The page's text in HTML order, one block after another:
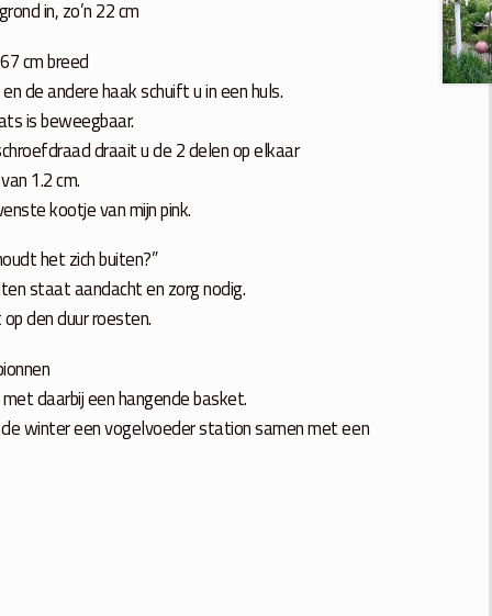
in, zo’n 22 cm
cm breed
de andere haak schuift u in een huls.
is beweegbaar.
draait u de 2 delen op elkaar
1.2 cm.
kootje van mijn pink.
het zich buiten?”
staat aandacht en zorg nodig.
den duur roesten.
daarbij een hangende basket.
winter een vogelvoeder station samen met een